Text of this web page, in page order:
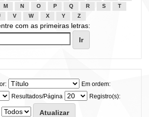
M N O P Q R S
T
V W X Y Z
com as primeiras letras:
Em ordem:
Resultados/Página
Registro(s):